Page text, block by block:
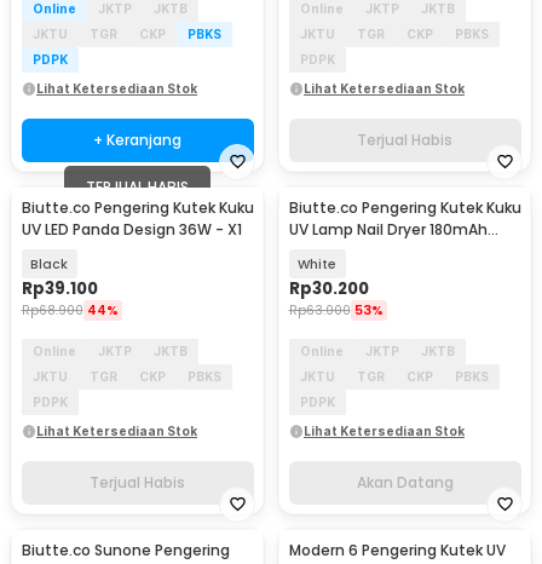
Online JKTP
JKTB
JKTU
TGR CKP
PBKS
PDPK
Lihat Ketersediaan Stok
+ Keranjang
Online JKTP
JKTB
JKTU
TGR CKP
PBKS
PDPK
Lihat Ketersediaan Stok
Terjual Habis
TERJUAL HABIS
Biutte.co Pengering Kutek Kuku
UV LED Panda Design 36W - X1
Black
Rp39.100
Rp68.900 44%
Online JKTP
JKTB
JKTU
TGR CKP
PBKS
PDPK
Lihat Ketersediaan Stok
Terjual Habis
Akan Datang
Biutte.co Pengering Kutek Kuku
UV Lamp Nail Dryer 180mAh
White
Rp30.200
Rp63.000 53%
Online JKTP
JKTB
JKTU
TGR CKP
PBKS
PDPK
Lihat Ketersediaan Stok
Akan Datang
Biutte.co Sunone Pengering
Modern 6 Pengering Kutek UV